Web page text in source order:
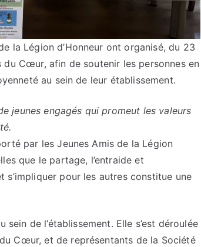
la Légion d’Honneur ont organisé, du 23
Cœur, afin de soutenir les personnes en
au sein de leur établissement.
jeunes engagés qui promeut les valeurs
par les Jeunes Amis de la Légion
que le partage, l’entraide et
s’impliquer pour les autres constitue une
de l’établissement. Elle s’est déroulée
Cœur, et de représentants de la Société